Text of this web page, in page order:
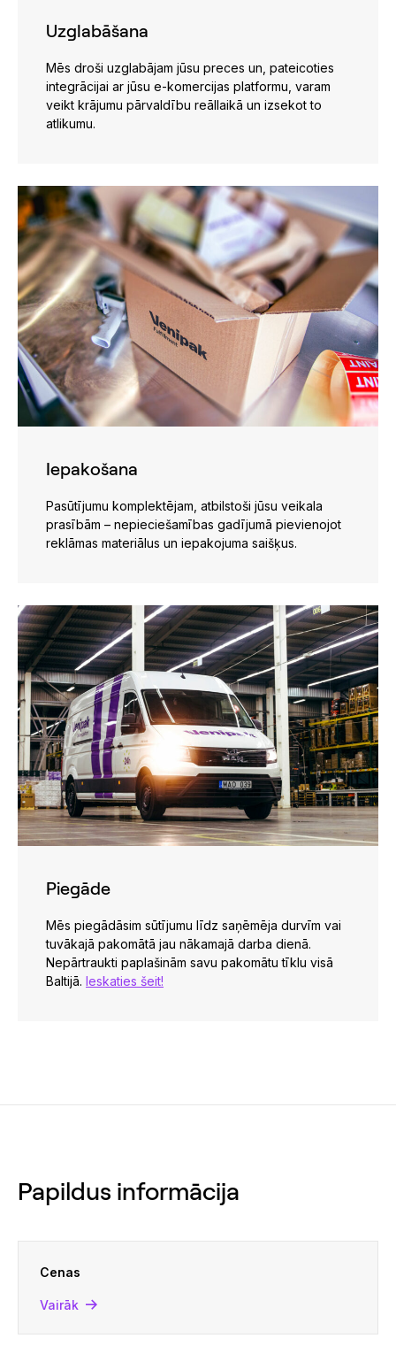
Uzglabāšana
Mēs droši uzglabājam jūsu preces un, pateicoties
integrācijai ar jūsu e-komercijas platformu, varam
veikt krājumu pārvaldību reāllaikā un izsekot to
atlikumu.
Iepakošana
Pasūtījumu komplektējam, atbilstoši jūsu veikala
prasībām – nepieciešamības gadījumā pievienojot
reklāmas materiālus un iepakojuma saišķus.
Piegāde
Mēs piegādāsim sūtījumu līdz saņēmēja durvīm vai
tuvākajā pakomātā jau nākamajā darba dienā.
Nepārtraukti paplašinām savu pakomātu tīklu visā
Baltijā. Ieskaties šeit!
Papildus informācija
Cenas
Vairāk